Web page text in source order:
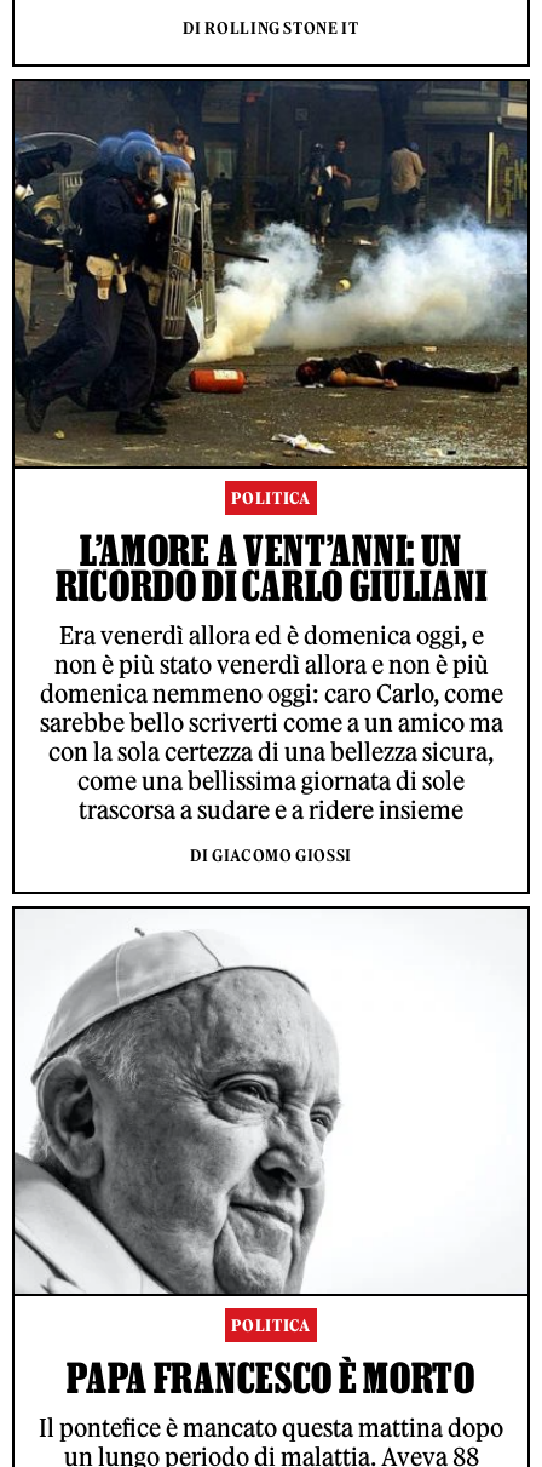
DI ROLLING STONE IT
POLITICA
L’AMORE A VENT’ANNI: UN
RICORDO DI CARLO GIULIANI
Era venerdì allora ed è domenica oggi, e
non è più stato venerdì allora e non è più
domenica nemmeno oggi: caro Carlo, come
sarebbe bello scriverti come a un amico ma
con la sola certezza di una bellezza sicura,
come una bellissima giornata di sole
trascorsa a sudare e a ridere insieme
DI GIACOMO GIOSSI
POLITICA
PAPA FRANCESCO È MORTO
Il pontefice è mancato questa mattina dopo
un lungo periodo di malattia. Aveva 88